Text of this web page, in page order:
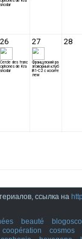
ссылка на
beauté
coopération cosmos